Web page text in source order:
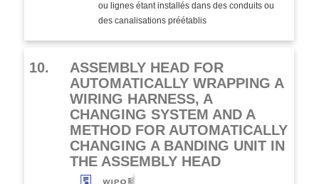
ou lignes étant installés dans des conduits ou
des canalisations préétablis
10.
ASSEMBLY HEAD FOR
AUTOMATICALLY WRAPPING A
WIRING HARNESS, A
CHANGING SYSTEM AND A
METHOD FOR AUTOMATICALLY
CHANGING A BANDING UNIT IN
THE ASSEMBLY HEAD